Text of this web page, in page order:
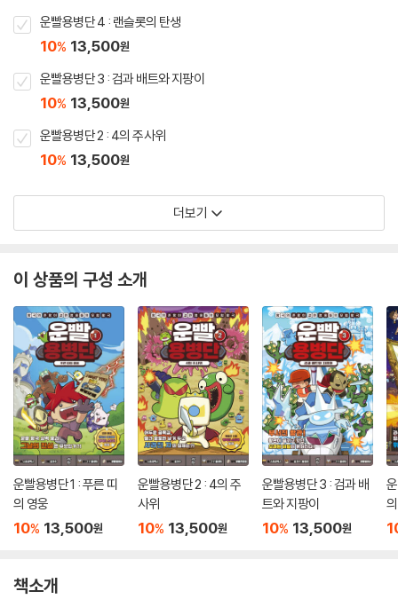
운빨용병단 4 : 랜슬롯의 탄생
10% 13,500원
운빨용병단 3 : 검과 배트와 지팡이
10% 13,500원
운빨용병단 2 : 4의 주사위
10% 13,500원
더보기
이 상품의 구성 소개
운빨용병단 1 : 푸른 띠
의 영웅
10% 13,500원
운빨용병단 2 : 4의 주
사위
10% 13,500원
운빨용병단 3 : 검과 배
트와 지팡이
10% 13,500원
책소개